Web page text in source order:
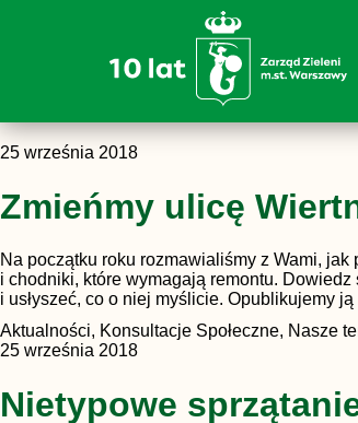
25 września 2018
Zmieńmy ulicę
Na początku roku rozmawialiśmy z Wami,
i chodniki, które wymagają remontu. Dowiedz
i usłyszeć, co o niej myślicie. Opublikujemy
Aktualności, Konsultacje Społeczne, Nasze
25 września 2018
Nietypowe